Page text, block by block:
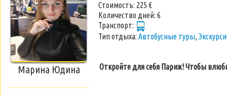
Марина Юдина
Стоимость: 225 €
Количество дней: 6
Транспорт:
Тип отдыха: Автобусные туры,
Откройте для себя Париж! Чтобы